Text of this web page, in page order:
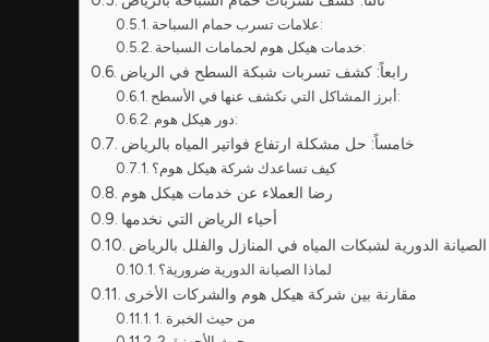
علامات تسرب حمام السباحة:
خدمات هيكل هوم لحمامات السباحة:
رابعاً: كشف تسربات شبكة السطح في الرياض
أبرز المشاكل التي نكشف عنها في الأسطح:
دور هيكل هوم:
خامساً: حل مشكلة ارتفاع فواتير المياه بالرياض
كيف تساعدك شركة هيكل هوم؟
رضا العملاء عن خدمات هيكل هوم
أحياء الرياض التي نخدمها
الدورية لشبكات المياه في المنازل والفلل بالرياض
لماذا الصيانة الدورية ضرورية؟
مقارنة بين شركة هيكل هوم والشركات الأخرى
1. من حيث الخبرة